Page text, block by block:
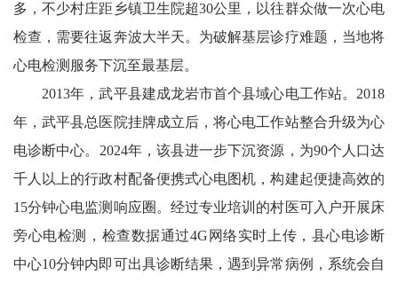
多，不少村庄距乡镇卫生院超30公里，以往群众做一次心电
检查，需要往返奔波大半天。为破解基层诊疗难题，当地将
心电检测服务下沉至最基层。
2013年，武平县建成龙岩市首个县域心电工作站。2018
年，武平县总医院挂牌成立后，将心电工作站整合升级为心
电诊断中心。2024年，该县进一步下沉资源，为90个人口达
千人以上的行政村配备便携式心电图机，构建起便捷高效的
15分钟心电监测响应圈。经过专业培训的村医可入户开展床
旁心电检测，检查数据通过4G网络实时上传，县心电诊断
中心10分钟内即可出具诊断结果，遇到异常病例，系统会自